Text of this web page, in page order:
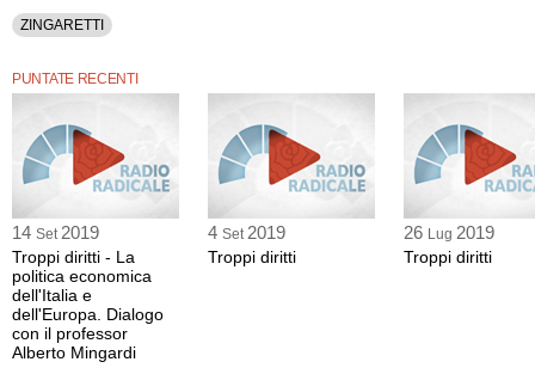
ZINGARETTI
PUNTATE RECENTI
14 Set 2019
Troppi diritti - La
politica economica
dell'Italia e
dell'Europa. Dialogo
con il professor
Alberto Mingardi
4 Set 2019
Troppi diritti
26 Lug 2019
Troppi diritti